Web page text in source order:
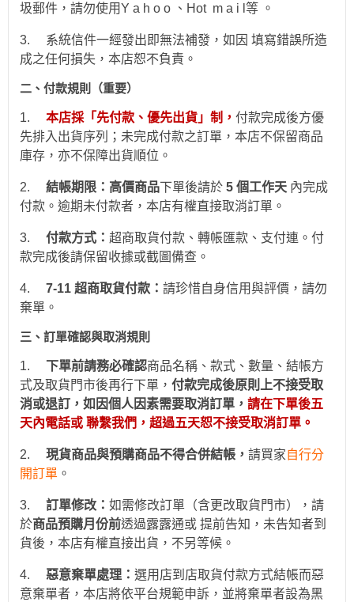
圾郵件，請勿使用Y a h o o 、Hot m a i l 等 。
3.
系統信件一經發出即無法補發，如因 填寫錯誤所造
成之任何損失，本店恕不負責。
二、付款規則（重要）
1. 本店採「先付款、優先出貨」制， 付款完成後方優
先排入出貨序列；未完成付款之訂單，本店不保留商品
庫存，亦不保障出貨順位。
2. 結帳期限： 高價商品下單後請於 5 個工作天 內完成
付款。逾期未付款者，本店有權直接取消訂單。
3. 付款方式： 超商取貨付款、 轉帳匯款、支付連。付
款完成後請保留收據或截圖備查。
4. 7-11 超商取貨付款： 請珍惜自身信用與評價，請勿
棄單。
三、訂單確認與取消規則
1. 下單前請務必確認商品名稱、款式、數量、結帳方
式及取貨門市後再行下單， 付款完成後原則上不接受取
消或退訂，如因個人因素需要取消訂單， 請在下單後五
天內電話或 聯繫我們，超過五天恕不接受取消訂單。
2. 現貨商品與預購商品不得合併結帳 ， 請買家自行分
開訂單 。
3. 訂單修改： 如需修改訂單（含更改取貨門市），請
於商品預購月份前透過露露通或 提前告知，未告知者到
貨後，本店有權直接出貨，不另等候。
4. 惡意棄單處理： 選用 店到店取貨付款方式結帳而惡
意棄單者，本店將依平台規範申訴，並將棄單者設為黑